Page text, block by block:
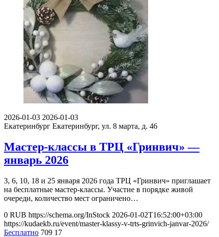
2026-01-03 2026-01-03
Екатеринбург Екатеринбург, ул. 8 марта, д. 46
Мастер-классы в ТРЦ «Гринвич» —
январь 2026
3, 6, 10, 18 и 25 января 2026 года ТРЦ «Гринвич» приглашает
на бесплатные мастер-классы. Участие в порядке живой
очереди, количество мест ограничено…
0 RUB https://schema.org/InStock 2026-01-02T16:52:00+03:00
https://kudaekb.ru/event/master-klassy-v-trts-grinvich-janvar-2026/
Бесплатно 709 17